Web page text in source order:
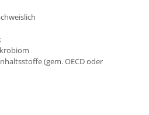
(gem. OECD oder